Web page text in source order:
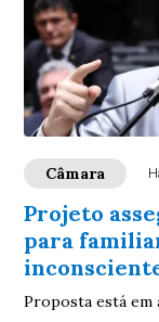
Câmara
Projeto
para
Proposta está em